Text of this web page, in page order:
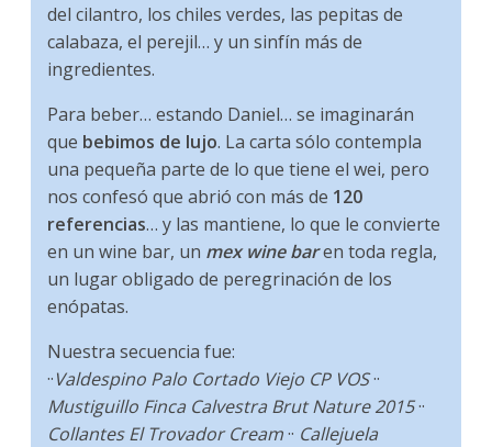
del cilantro, los chiles verdes, las pepitas de
calabaza, el perejil… y un sinfín más de
ingredientes.
Para beber… estando Daniel… se imaginarán
que bebimos de lujo. La carta sólo contempla
una pequeña parte de lo que tiene el wei, pero
nos confesó que abrió con más de 120
referencias… y las mantiene, lo que le convierte
en un wine bar, un mex wine baren toda regla,
un lugar obligado de peregrinación de los
enópatas.
Nuestra secuencia fue:
··Valdespino Palo Cortado Viejo CP VOS··
Mustiguillo Finca Calvestra Brut Nature 2015··
Collantes El Trovador Cream·· Callejuela